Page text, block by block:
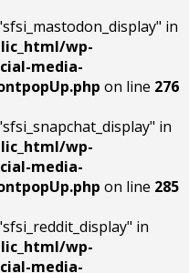
in
wp-
media-
on line 276
in
wp-
media-
on line 285
in
wp-
media-